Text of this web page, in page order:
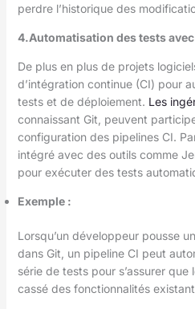
perdre l’historique des
4.Automatisation des tests
De plus en plus de projets
d’intégration continue (CI) pour
tests et de déploiement. Les
connaissant Git, peuvent
configuration des pipelines CI.
intégré avec des outils comme
pour exécuter des tests
Exemple :
Lorsqu’un développeur pousse
dans Git, un pipeline CI peut
série de tests pour s’assurer que
cassé des fonctionnalités